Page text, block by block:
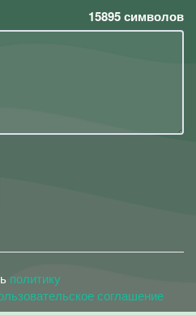
15895символов
политику
соглашение